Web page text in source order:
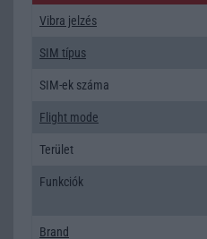
Vibra jelzés
SIM típus
SIM-ek száma
Flight mode
Terület
Funkciók
Brand